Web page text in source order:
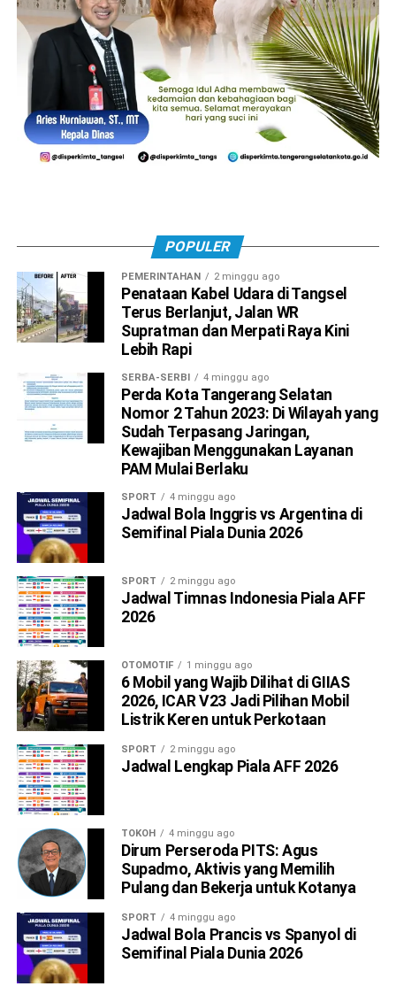
POPULER
PEMERINTAHAN 2 minggu ago
Penataan Kabel Udara di Tangsel
Terus Berlanjut, Jalan WR
Supratman dan Merpati Raya Kini
Lebih Rapi
SERBA-SERBI 4 minggu ago
Perda Kota Tangerang Selatan
Nomor 2 Tahun 2023: Di Wilayah yang
Sudah Terpasang Jaringan,
Kewajiban Menggunakan Layanan
PAM Mulai Berlaku
SPORT 4 minggu ago
Jadwal Bola Inggris vs Argentina di
Semifinal Piala Dunia 2026
SPORT 2 minggu ago
Jadwal Timnas Indonesia Piala AFF
2026
OTOMOTIF 1 minggu ago
6 Mobil yang Wajib Dilihat di GIIAS
2026, ICAR V23 Jadi Pilihan Mobil
Listrik Keren untuk Perkotaan
SPORT 2 minggu ago
Jadwal Lengkap Piala AFF 2026
TOKOH 4 minggu ago
Dirum Perseroda PITS: Agus
Supadmo, Aktivis yang Memilih
Pulang dan Bekerja untuk Kotanya
SPORT 4 minggu ago
Jadwal Bola Prancis vs Spanyol di
Semifinal Piala Dunia 2026